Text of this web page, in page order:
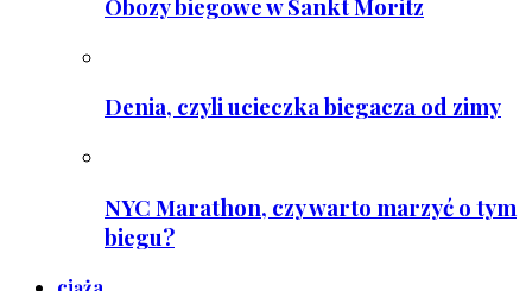
Obozy biegowe w Sankt Moritz
Denia, czyli ucieczka biegacza od zimy
NYC Marathon, czy warto marzyć o tym
biegu?